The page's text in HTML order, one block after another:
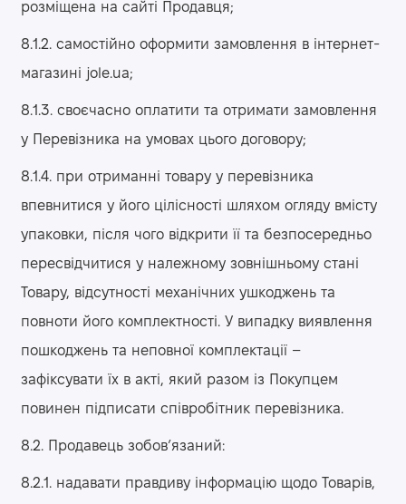
розміщена на сайті Продавця;
8.1.2. самостійно оформити замовлення в інтернет-
магазині jole.ua;
8.1.3. своєчасно оплатити та отримати замовлення
у Перевізника на умовах цього договору;
8.1.4. при отриманні товару у перевізника
впевнитися у його цілісності шляхом огляду вмісту
упаковки, після чого відкрити її та безпосередньо
пересвідчитися у належному зовнішньому стані
Товару, відсутності механічних ушкоджень та
повноти його комплектності. У випадку виявлення
пошкоджень та неповної комплектації –
зафіксувати їх в акті, який разом із Покупцем
повинен підписати співробітник перевізника.
8.2. Продавець зобов’язаний:
8.2.1. надавати правдиву інформацію щодо Товарів,